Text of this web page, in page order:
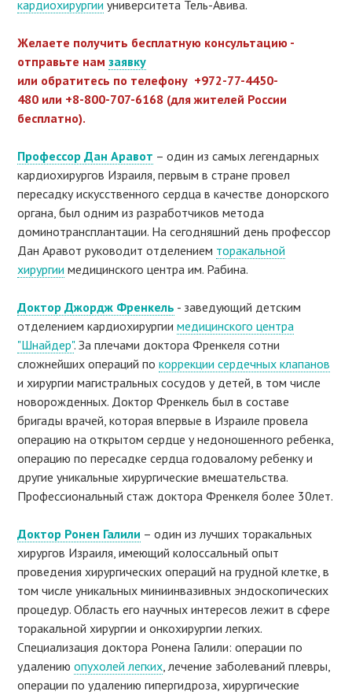
кардиохирургии университета Тель-Авива.
Желаете получить бесплатную консультацию -
отправьте намзаявку
или обратитесь по телефону +972-77-4450-
480 или +8-800-707-6168 (для жителей России
бесплатно).
Профессор Дан Аравот – один из самых легендарных
кардиохирургов Израиля, первым в стране провел
пересадку искусственного сердца в качестве донорского
органа, был одним из разработчиков метода
доминотрансплантации. На сегодняшний день профессор
Дан Аравот руководит отделением торакальной
хирургии медицинского центра им. Рабина.
Доктор Джордж Френкель - заведующий детским
отделением кардиохирургиимедицинского центра
"Шнайдер". За плечами доктора Френкеля сотни
сложнейших операций покоррекции сердечных клапанов
и хирургии магистральных сосудов у детей, в том числе
новорожденных. Доктор Френкель был в составе
бригады врачей, которая впервые в Израиле провела
операцию на открытом сердце у недоношенного ребенка,
операцию по пересадке сердца годовалому ребенку и
другие уникальные хирургические вмешательства.
Профессиональный стаж доктора Френкеля более 30лет.
Доктор Ронен Галили – один из лучших торакальных
хирургов Израиля, имеющий колоссальный опыт
проведения хирургических операций на грудной клетке, в
том числе уникальных миниинвазивных эндоскопических
процедур. Область его научных интересов лежит в сфере
торакальной хирургии и онкохирургии легких.
Специализация доктора Ронена Галили: операции по
удалениюопухолей легких , лечение заболеваний плевры,
операции по удалению гипергидроза, хирургические